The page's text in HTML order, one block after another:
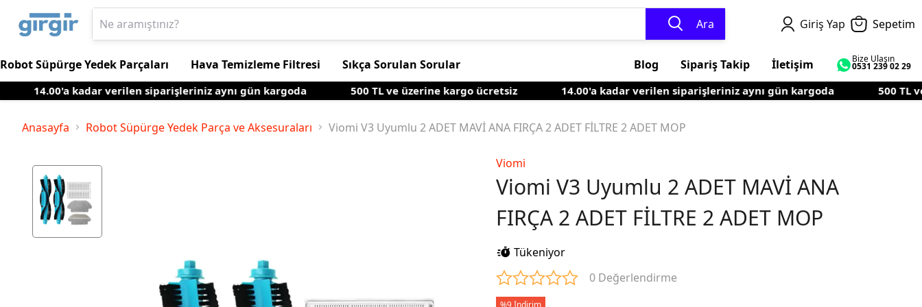
Ara Giriş Yap Sepetim
Robot Süpürge Yedek Parçaları Hava Temizleme Filtresi Sıkça Sorulan Sorular Blog Sipariş Takip İletişim Bize Ulaşın
0531 239 02 29
14.00'a kadar verilen siparişleriniz aynı gün kargoda 500 TL ve üzerine kargo ücretsiz 14.00'a kadar verilen siparişleriniz aynı gün kargoda 500 TL ve
Anasayfa Robot Süpürge Yedek Parça ve Aksesuraları Viomi V3 Uyumlu 2 ADET MAVİ ANA FIRÇA 2 ADET FİLTRE 2 ADET MOP
Viomi
Viomi V3 Uyumlu 2 ADET MAVİ ANA
FIRÇA 2 ADET FİLTRE 2 ADET MOP
Tükeniyor
0 Değerlendirme
%9 İndirim